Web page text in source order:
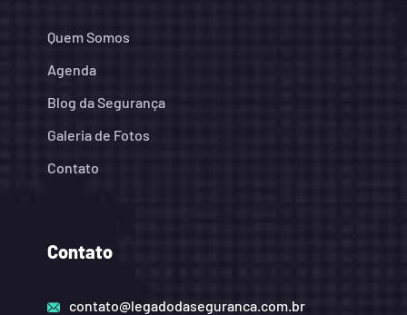
Quem Somos
Agenda
Blog da Segurança
Galeria de Fotos
Contato
Contato
contato@legadodaseguranca.com.br